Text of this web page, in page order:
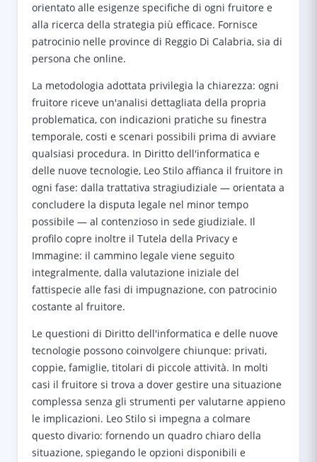
orientato alle esigenze specifiche di ogni fruitore e
alla ricerca della strategia più efficace. Fornisce
patrocinio nelle province di Reggio Di Calabria, sia di
persona che online.
La metodologia adottata privilegia la chiarezza: ogni
fruitore riceve un'analisi dettagliata della propria
problematica, con indicazioni pratiche su finestra
temporale, costi e scenari possibili prima di avviare
qualsiasi procedura. In Diritto dell'informatica e
delle nuove tecnologie, Leo Stilo affianca il fruitore in
ogni fase: dalla trattativa stragiudiziale — orientata a
concludere la disputa legale nel minor tempo
possibile — al contenzioso in sede giudiziale. Il
profilo copre inoltre il Tutela della Privacy e
Immagine: il cammino legale viene seguito
integralmente, dalla valutazione iniziale del
fattispecie alle fasi di impugnazione, con patrocinio
costante al fruitore.
Le questioni di Diritto dell'informatica e delle nuove
tecnologie possono coinvolgere chiunque: privati,
coppie, famiglie, titolari di piccole attività. In molti
casi il fruitore si trova a dover gestire una situazione
complessa senza gli strumenti per valutarne appieno
le implicazioni. Leo Stilo si impegna a colmare
questo divario: fornendo un quadro chiaro della
situazione, spiegando le opzioni disponibili e